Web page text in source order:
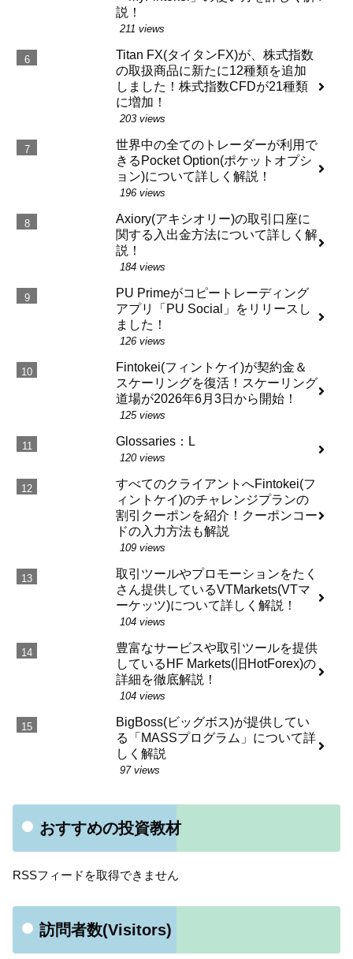
説！
211 views
Titan FX(タイタンFX)が、株式指数
の取扱商品に新たに12種類を追加
しました！株式指数CFDが21種類
に増加！
203 views
世界中の全てのトレーダーが利用で
きるPocket Option(ポケットオプシ
ョン)について詳しく解説！
196 views
Axiory(アキシオリー)の取引口座に
関する入出金方法について詳しく解
説！
184 views
PU Primeがコピートレーディング
アプリ「PU Social」をリリースし
ました！
126 views
Fintokei(フィントケイ)が契約金＆
スケーリングを復活！スケーリング
道場が2026年6月3日から開始！
125 views
Glossaries：L
120 views
すべてのクライアントへFintokei(フ
ィントケイ)のチャレンジプランの
割引クーポンを紹介！クーポンコー
ドの入力方法も解説
109 views
取引ツールやプロモーションをたく
さん提供しているVTMarkets(VTマ
ーケッツ)について詳しく解説！
104 views
豊富なサービスや取引ツールを提供
しているHF Markets(旧HotForex)の
詳細を徹底解説！
104 views
BigBoss(ビッグボス)が提供してい
る「MASSプログラム」について詳
しく解説
97 views
おすすめの投資教材
RSSフィードを取得できません
訪問者数(Visitors)